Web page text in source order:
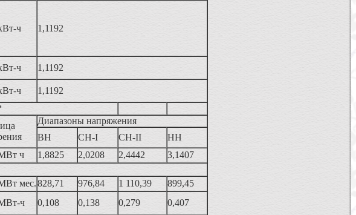
ч 1,1192
ч 1,1192
ч
1,1192
Диапазоны напряжения
ВН
СН-I СН-II
НН
ч 1,8825 2,0208 2,4442
3,1407
мес.828,71 976,84 1 110,39
899,45
ч 0,108 0,138 0,279 0,407